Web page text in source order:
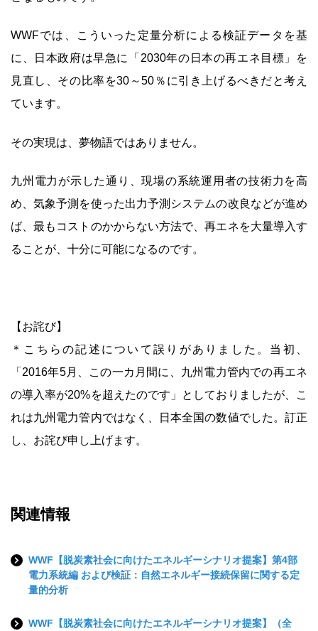
WWFでは、こういった定量分析による検証データを基
に、日本政府は早急に「2030年の日本の再エネ目標」を
見直し、その比率を30～50％に引き上げるべきだと考え
ています。
その実現は、夢物語ではありません。
九州電力が示した通り、現場の系統運用者の技術力を高
め、気象予測を使った出力予測システムの改良などが進め
ば、最もコストのかからない方法で、再エネを大量導入す
ることが、十分に可能になるのです。
【お詫び】
＊こちらの記述について誤りがありました。当初、
「2016年5月、この一カ月間に、九州電力管内での再エネ
の導入率が20%を超えたのです」としておりましたが、こ
れは九州電力管内ではなく、日本全国の数値でした。訂正
し、お詫び申し上げます。
関連情報
WWF【脱炭素社会に向けたエネルギーシナリオ提案】第4部
電力系統編 および検証：自然エネルギー接続保留に関する定
量的分析
WWF【脱炭素社会に向けたエネルギーシナリオ提案】（全